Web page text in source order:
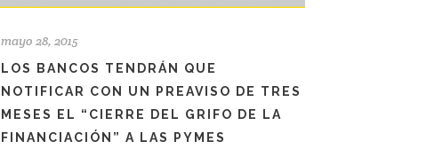
mayo 28, 2015
LOS BANCOS TENDRÁN QUE
NOTIFICAR CON UN PREAVISO DE TRES
MESES EL “CIERRE DEL GRIFO DE LA
FINANCIACIÓN” A LAS PYMES